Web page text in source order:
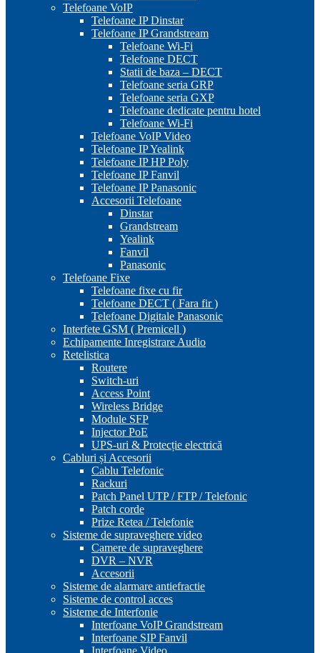
Telefoane VoIP
Telefoane IP Dinstar
Telefoane IP Grandstream
Telefoane Wi-Fi
Telefoane DECT
Statii de baza – DECT
Telefoane seria GRP
Telefoane seria GXP
Telefoane dedicate pentru hotel
Telefoane Wi-Fi
Telefoane VoIP Video
Telefoane IP Yealink
Telefoane IP HP Poly
Telefoane IP Fanvil
Telefoane IP Panasonic
Accesorii Telefoane
Dinstar
Grandstream
Yealink
Fanvil
Panasonic
Telefoane Fixe
Telefoane fixe cu fir
Telefoane DECT ( Fara fir )
Telefoane Digitale Panasonic
Interfete GSM ( Premicell )
Echipamente Inregistrare Audio
Retelistica
Routere
Switch-uri
Access Point
Wireless Bridge
Module SFP
Injector PoE
UPS-uri & Protecție electrică
Cabluri și Accesorii
Cablu Telefonic
Rackuri
Patch Panel UTP / FTP / Telefonic
Patch corde
Prize Retea / Telefonie
Sisteme de supraveghere video
Camere de supraveghere
DVR – NVR
Accesorii
Sisteme de alarmare antiefractie
Sisteme de control acces
Sisteme de Interfonie
Interfoane VoIP Grandstream
Interfoane SIP Fanvil
Interfoane Video